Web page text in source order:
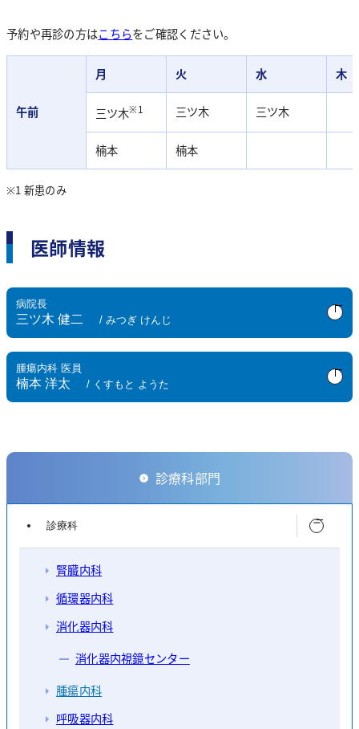
骨密度測定検査
予約や再診の方はこちらをご確認ください。
午前
月 火 水 木
三ツ木※1 三ツ木 三ツ木
楠本 楠本
※1 新患のみ
医師情報
病院長
三ツ木 健二 / みつぎ けんじ
昭和60年卒
専門
資格等
日本内科学会認定内科医
日本臨床腫瘍学会がん薬物療法専門医及び指導医
日本内科学会
日本臨床腫瘍学会・協議員
日本病態栄養学会・評議員
日本癌治療学会
日本緩和医療学会
腫瘍内科 医員
楠本 洋太 / くすもと ようた
専門
日本専門医機構認定内科専門医
日本内科学会
日本臨床腫瘍学会
診療科部門
診療科
腎臓内科
循環器内科
消化器内科
消化器内視鏡センター
腫瘍内科
呼吸器内科